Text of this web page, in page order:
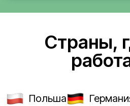
Страны,
Польша